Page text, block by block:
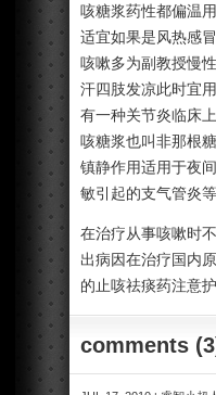
咳糖浆药性都偏温
适宜如果是风热感
咳嗽多为副教授慢
汗四肢发凉此时宜
有一种关节炎临床
咳糖浆也叫非那根
镇静作用适用于夜
敏引起的支气管炎
在治疗从事咳嗽时
出病因在治疗国内
的止咳祛痰药注意护
comments